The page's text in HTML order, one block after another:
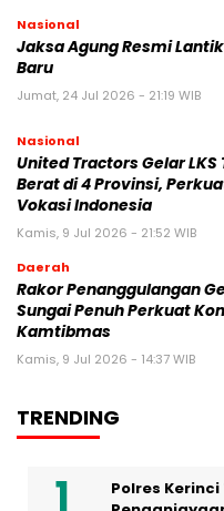
Nasional
Jaksa Agung Resmi
Baru
Jumat, 24 Jul 2026 - 21:19 WIB
Nasional
United Tractors Gelar
Berat di 4 Provinsi,
Vokasi Indonesia
Kamis, 9 Jul 2026 - 21:52 WIB
Daerah
Rakor Penanggulangan
Sungai Penuh Perkuat
Kamtibmas
Kamis, 9 Jul 2026 - 14:37 WIB
TRENDING
Polres